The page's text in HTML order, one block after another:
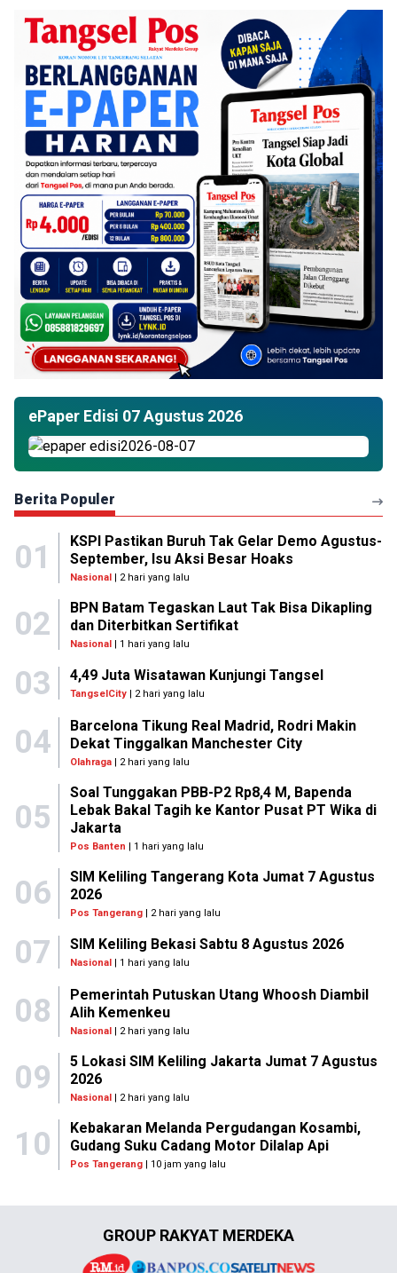
ePaper Edisi 07 Agustus 2026
Berita Populer
01
KSPI Pastikan Buruh Tak Gelar Demo Agustus-
September, Isu Aksi Besar Hoaks
Nasional| 2 hari yang lalu
02
BPN Batam Tegaskan Laut Tak Bisa Dikapling
dan Diterbitkan Sertifikat
Nasional| 1 hari yang lalu
03 4,49 Juta Wisatawan Kunjungi Tangsel
TangselCity | 2 hari yang lalu
04
Barcelona Tikung Real Madrid, Rodri Makin
Dekat Tinggalkan Manchester City
Olahraga| 2 hari yang lalu
05
Soal Tunggakan PBB-P2 Rp8,4 M, Bapenda
Lebak Bakal Tagih ke Kantor Pusat PT Wika di
Jakarta
Pos Banten | 1 hari yang lalu
06
SIM Keliling Tangerang Kota Jumat 7 Agustus
2026
Pos Tangerang| 2 hari yang lalu
07 SIM Keliling Bekasi Sabtu 8 Agustus 2026
Nasional | 1 hari yang lalu
08
Pemerintah Putuskan Utang Whoosh Diambil
Alih Kemenkeu
Nasional| 2 hari yang lalu
09
5 Lokasi SIM Keliling Jakarta Jumat 7 Agustus
2026
Nasional| 2 hari yang lalu
10
Kebakaran Melanda Pergudangan Kosambi,
Gudang Suku Cadang Motor Dilalap Api
Pos Tangerang| 10 jam yang lalu
GROUP RAKYAT MERDEKA